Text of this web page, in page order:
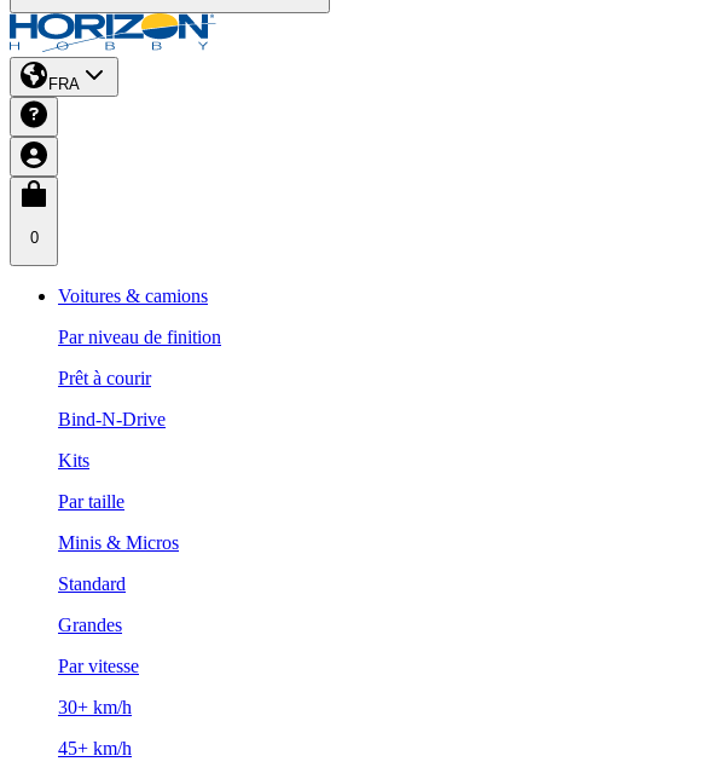
FRA
0
Voitures & camions
Par niveau de finition
Prêt à courir
Bind-N-Drive
Kits
Par taille
Minis & Micros
Standard
Grandes
Par vitesse
30+ km/h
45+ km/h